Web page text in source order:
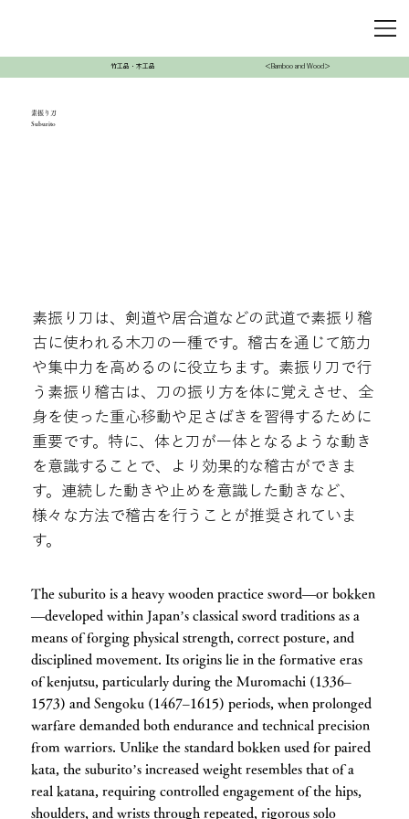
竹工品・木工品 ＜Bamboo and Wood＞
素振り刀
Suburito
素振り刀は、剣道や居合道などの武道で素振り稽
古に使われる木刀の一種です。稽古を通じて筋力
や集中力を高めるのに役立ちます。素振り刀で行
う素振り稽古は、刀の振り方を体に覚えさせ、全
身を使った重心移動や足さばきを習得するために
重要です。特に、体と刀が一体となるような動き
を意識することで、より効果的な稽古ができま
す。連続した動きや止めを意識した動きなど、
様々な方法で稽古を行うことが推奨されていま
す。
The suburito is a heavy wooden practice sword—or bokken
—developed within Japan’s classical sword traditions as a
means of forging physical strength, correct posture, and
disciplined movement. Its origins lie in the formative eras
of kenjutsu, particularly during the Muromachi (1336–
1573) and Sengoku (1467–1615) periods, when prolonged
warfare demanded both endurance and technical precision
from warriors. Unlike the standard bokken used for paired
kata, the suburito’s increased weight resembles that of a
real katana, requiring controlled engagement of the hips,
shoulders, and wrists through repeated, rigorous solo